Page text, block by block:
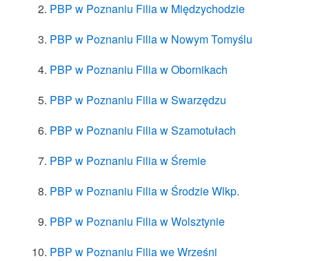
PBP w Poznaniu Filia w Międzychodzie
PBP w Poznaniu Filia w Nowym Tomyślu
PBP w Poznaniu Filia w Obornikach
PBP w Poznaniu Filia w Swarzędzu
PBP w Poznaniu Filia w Szamotułach
PBP w Poznaniu Filia w Śremie
PBP w Poznaniu Filia w Środzie Wlkp.
PBP w Poznaniu Filia w Wolsztynie
PBP w Poznaniu Filia we Wrześni